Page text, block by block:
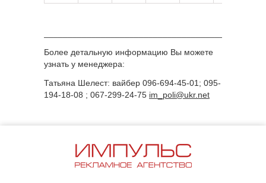
Более детальную информацию Вы можете
узнать у менеджера:
Татьяна Шелест: вайбер 096-694-45-01; 095-
194-18-08 ; 067-299-24-75 im_poli@ukr.net